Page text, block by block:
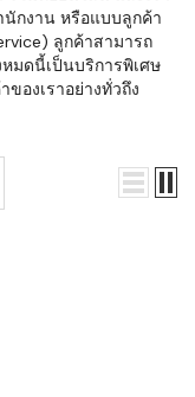
นักงาน หรือแบบลูกค้า
ลูกค้าสามารถ
มดนี้เป็นบริการพิเศษ
องเราอย่างทั่วถึง